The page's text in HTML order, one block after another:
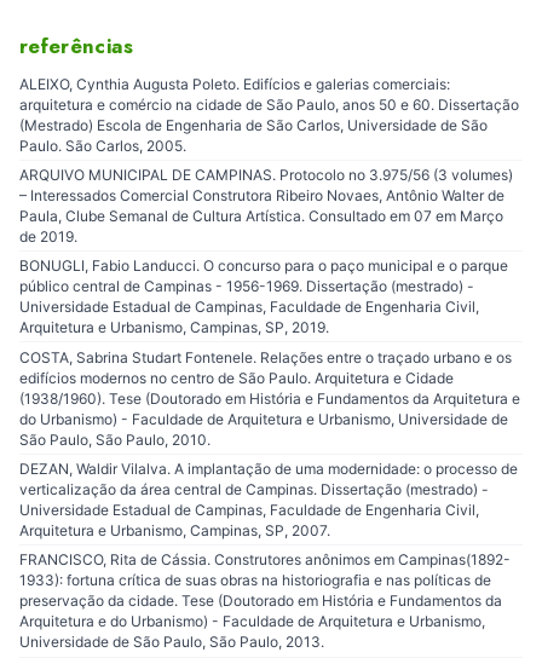
referências
ALEIXO, Cynthia Augusta Poleto. Edifícios e galerias comerciais:
arquitetura e comércio na cidade de São Paulo, anos 50 e 60. Dissertação
(Mestrado) Escola de Engenharia de São Carlos, Universidade de São
Paulo. São Carlos, 2005.
ARQUIVO MUNICIPAL DE CAMPINAS. Protocolo no 3.975/56 (3 volumes)
– Interessados Comercial Construtora Ribeiro Novaes, Antônio Walter de
Paula, Clube Semanal de Cultura Artística. Consultado em 07 em Março
de 2019.
BONUGLI, Fabio Landucci. O concurso para o paço municipal e o parque
público central de Campinas - 1956-1969. Dissertação (mestrado) -
Universidade Estadual de Campinas, Faculdade de Engenharia Civil,
Arquitetura e Urbanismo, Campinas, SP, 2019.
COSTA, Sabrina Studart Fontenele. Relações entre o traçado urbano e os
edifícios modernos no centro de São Paulo. Arquitetura e Cidade
(1938/1960). Tese (Doutorado em História e Fundamentos da Arquitetura e
do Urbanismo) - Faculdade de Arquitetura e Urbanismo, Universidade de
São Paulo, São Paulo, 2010.
DEZAN, Waldir Vilalva. A implantação de uma modernidade: o processo de
verticalização da área central de Campinas. Dissertação (mestrado) -
Universidade Estadual de Campinas, Faculdade de Engenharia Civil,
Arquitetura e Urbanismo, Campinas, SP, 2007.
FRANCISCO, Rita de Cássia. Construtores anônimos em Campinas(1892-
1933): fortuna crítica de suas obras na historiografia e nas políticas de
preservação da cidade. Tese (Doutorado em História e Fundamentos da
Arquitetura e do Urbanismo) - Faculdade de Arquitetura e Urbanismo,
Universidade de São Paulo, São Paulo, 2013.